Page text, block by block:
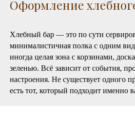
Оформление
Хлебный бар — это по сути
минималистичная полка с одним
иногда целая зона с корзинами,
зеленью. Всё зависит от события,
настроения. Не существует одного
есть тот, который подходит именно